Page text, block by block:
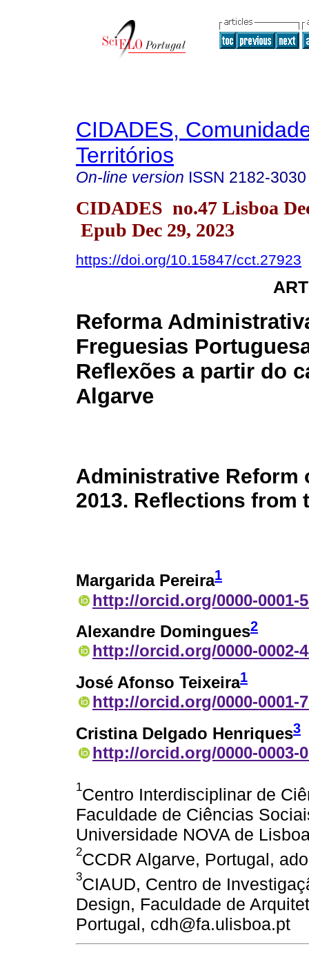
CIDADES,
Territórios
On-line version ISSN 2182-3030
CIDADES no.47 Lisboa
Epub Dec 29, 2023
https://doi.org/10.15847/cct.27923
Reforma
Freguesias
Reflexões a partir do
Algarve
Administrative Reform
2013. Reflections from
Margarida Pereira1
http://orcid.org/0000-0001-
Alexandre Domingues2
http://orcid.org/0000-0002-
José Afonso Teixeira1
http://orcid.org/0000-0001-
Cristina Delgado Henriques3
http://orcid.org/0000-0003-
1Centro Interdisciplinar de
Faculdade de Ciências
Universidade NOVA de
2CCDR Algarve, Portugal,
3CIAUD, Centro de
Design, Faculdade de
Portugal, cdh@fa.ulisboa.pt